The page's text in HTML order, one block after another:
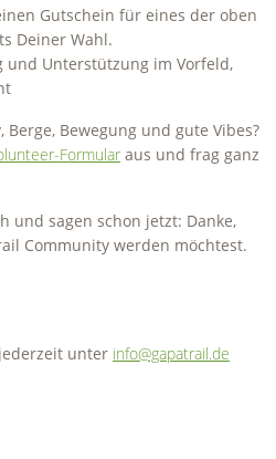
Gutschein für eines der oben
Deiner Wahl.
und Unterstützung im Vorfeld,
Bewegung und gute Vibes?
Formular aus und frag ganz
und sagen schon jetzt: Danke,
Community werden möchtest.
unter info@gapatrail.de